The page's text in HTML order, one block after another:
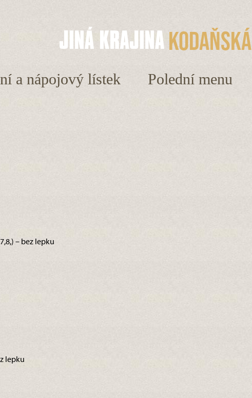
Kodaňská
a nápojový lístek Polední menu
– bez lepku
lepku